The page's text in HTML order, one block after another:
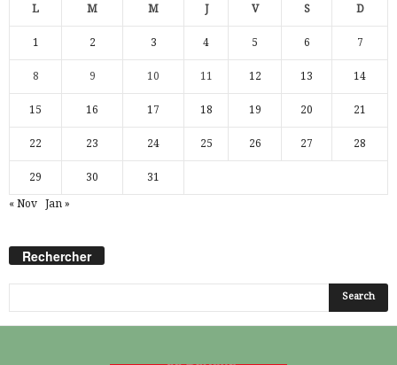
L M M J V S D
1 2 3 4 5 6 7
8 9 10 11 12 13 14
15 16 17 18 19 20 21
22 23 24 25 26 27 28
29 30 31
« Nov Jan »
Rechercher